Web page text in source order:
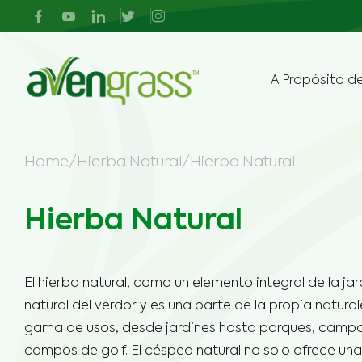
A Propósito
Hierba Híbrida
Multipropósito
Césped de Pádel
Zona de Juegos para
Cesped de Decorativa
Campos de Fútbol
Campos de Fútbol
Campo Multipropósito
Pista de Tenis
Diseño
Mantenimiento
Home/ Hierba Natural / Hierba Natural
Hierba Natural
El hierba natural, como un elemento integral de la
natural del verdor y es una parte de la propia
gama de usos, desde jardines hasta parques,
campos de golf. El césped natural no solo ofrece